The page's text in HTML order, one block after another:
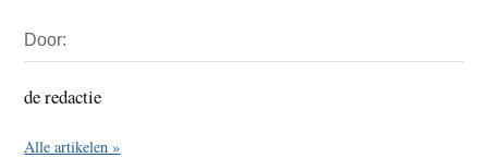
Sidebar
Door:
de redactie
Alle artikelen »